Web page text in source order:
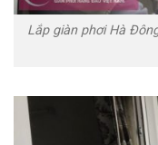
Lắp giàn phơi Hà